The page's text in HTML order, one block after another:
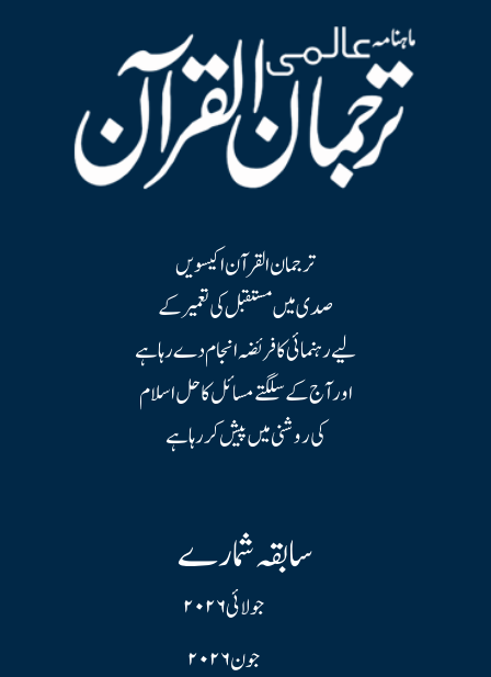
ترجمان القرآن اکیسویں
صدی میں مستقبل کی تعمیر کے
لیے رہنمائی کا فریضہ انجام دے رہا ہے
اور آج کے سلگتے مسائل کا حل اسلام
کی روشنی میں پیش کر رہا ہے
سابقہ شمارے